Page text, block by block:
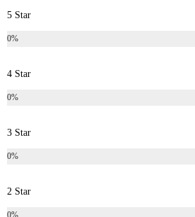
5 Star
0%
4 Star
0%
3 Star
0%
2 Star
0%